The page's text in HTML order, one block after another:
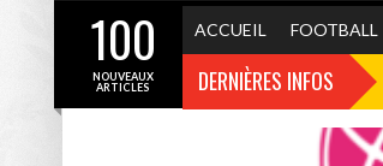
ACCUEIL FOOTBALL
DERNIÈRES INFOS
100
NOUVEAUX
ARTICLES